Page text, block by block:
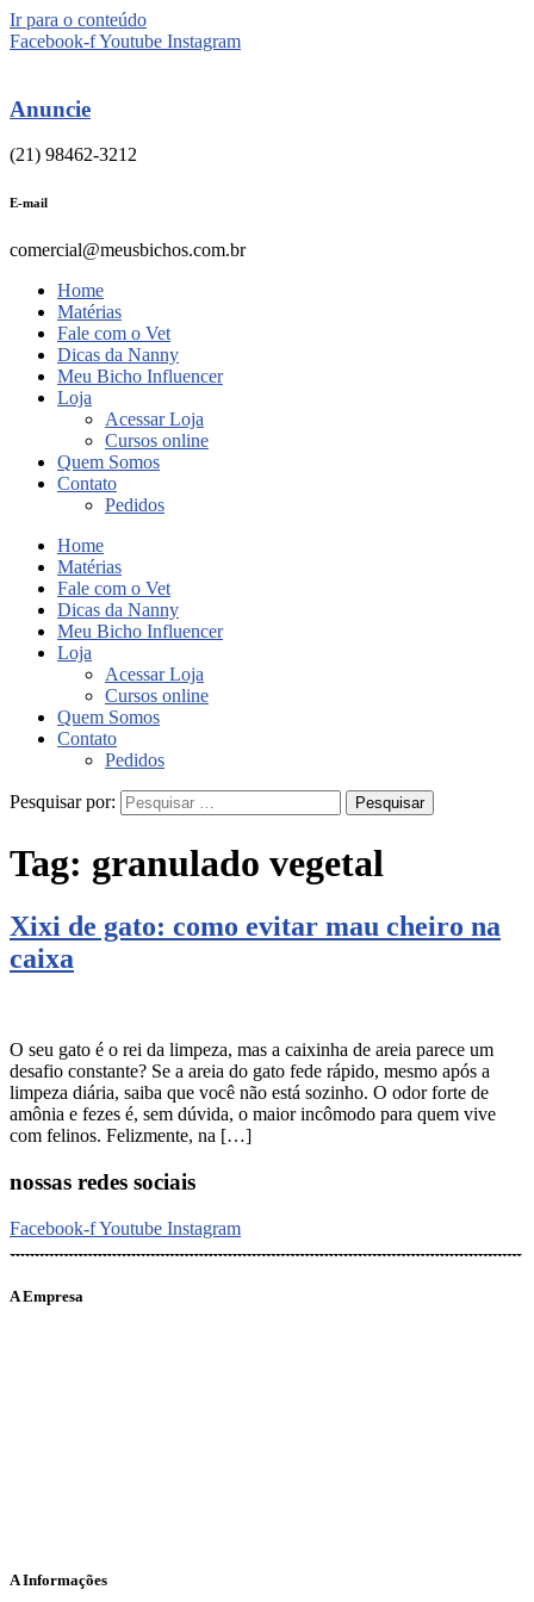
Ir para o conteúdo
Facebook-fYoutube Instagram
Anuncie
(21) 98462-3212
E-mail
comercial@meusbichos.com.br
Home
Matérias
Fale com o Vet
Dicas da Nanny
Meu Bicho Influencer
Loja
Acessar Loja
Cursos online
Quem Somos
Contato
Pedidos
Home
Matérias
Fale com o Vet
Dicas da Nanny
Meu Bicho Influencer
Loja
Acessar Loja
Cursos online
Quem Somos
Contato
Pedidos
Pesquisar por:
Tag: granulado vegetal
Xixi de gato: como evitar mau cheiro na
caixa
O seu gato é o rei da limpeza, mas a caixinha de areia parece um
desafio constante? Se a areia do gato fede rápido, mesmo após a
limpeza diária, saiba que você não está sozinho. O odor forte de
amônia e fezes é, sem dúvida, o maior incômodo para quem vive
com felinos. Felizmente, na […]
nossas redes sociais
Facebook-fYoutube Instagram
A Empresa
A Informações